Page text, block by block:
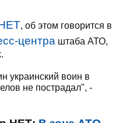
, об этом говорится в
центра штаба АТО,
украинский воин в
не пострадал", -